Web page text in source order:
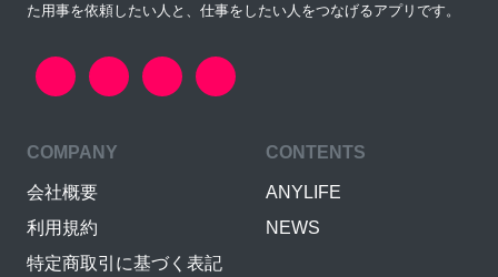
た用事を依頼したい人と、仕事をしたい人をつなげるアプリです。
COMPANY
会社概要
利用規約
特定商取引に基づく表記
CONTENTS
ANYLIFE
NEWS